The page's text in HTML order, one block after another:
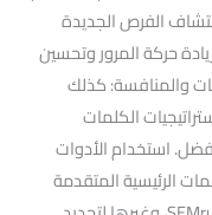
الفرص الجديدة
حركة المرور وتحسين
والمنافسة: كذلك
الكلمات
استخدام الأدوات
الرئيسية المتقدمة